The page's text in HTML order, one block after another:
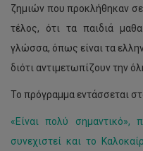
ζημιών που προκλήθηκαν
τέλος, ότι τα παιδιά
γλώσσα, όπως είναι τα
διότι αντιμετωπίζουν την
Το πρόγραμμα εντάσσεται
«Είναι πολύ
συνεχιστεί και το